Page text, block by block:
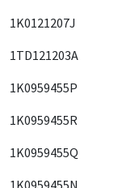
1K0121207J
1TD121203A
1K0959455P
1K0959455R
1K0959455Q